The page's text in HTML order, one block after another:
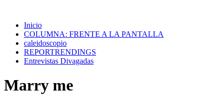
Inicio
COLUMNA: FRENTE A LA PANTALLA
caleidoscopio
REPORTRENDINGS
Entrevistas Divagadas
Marry me